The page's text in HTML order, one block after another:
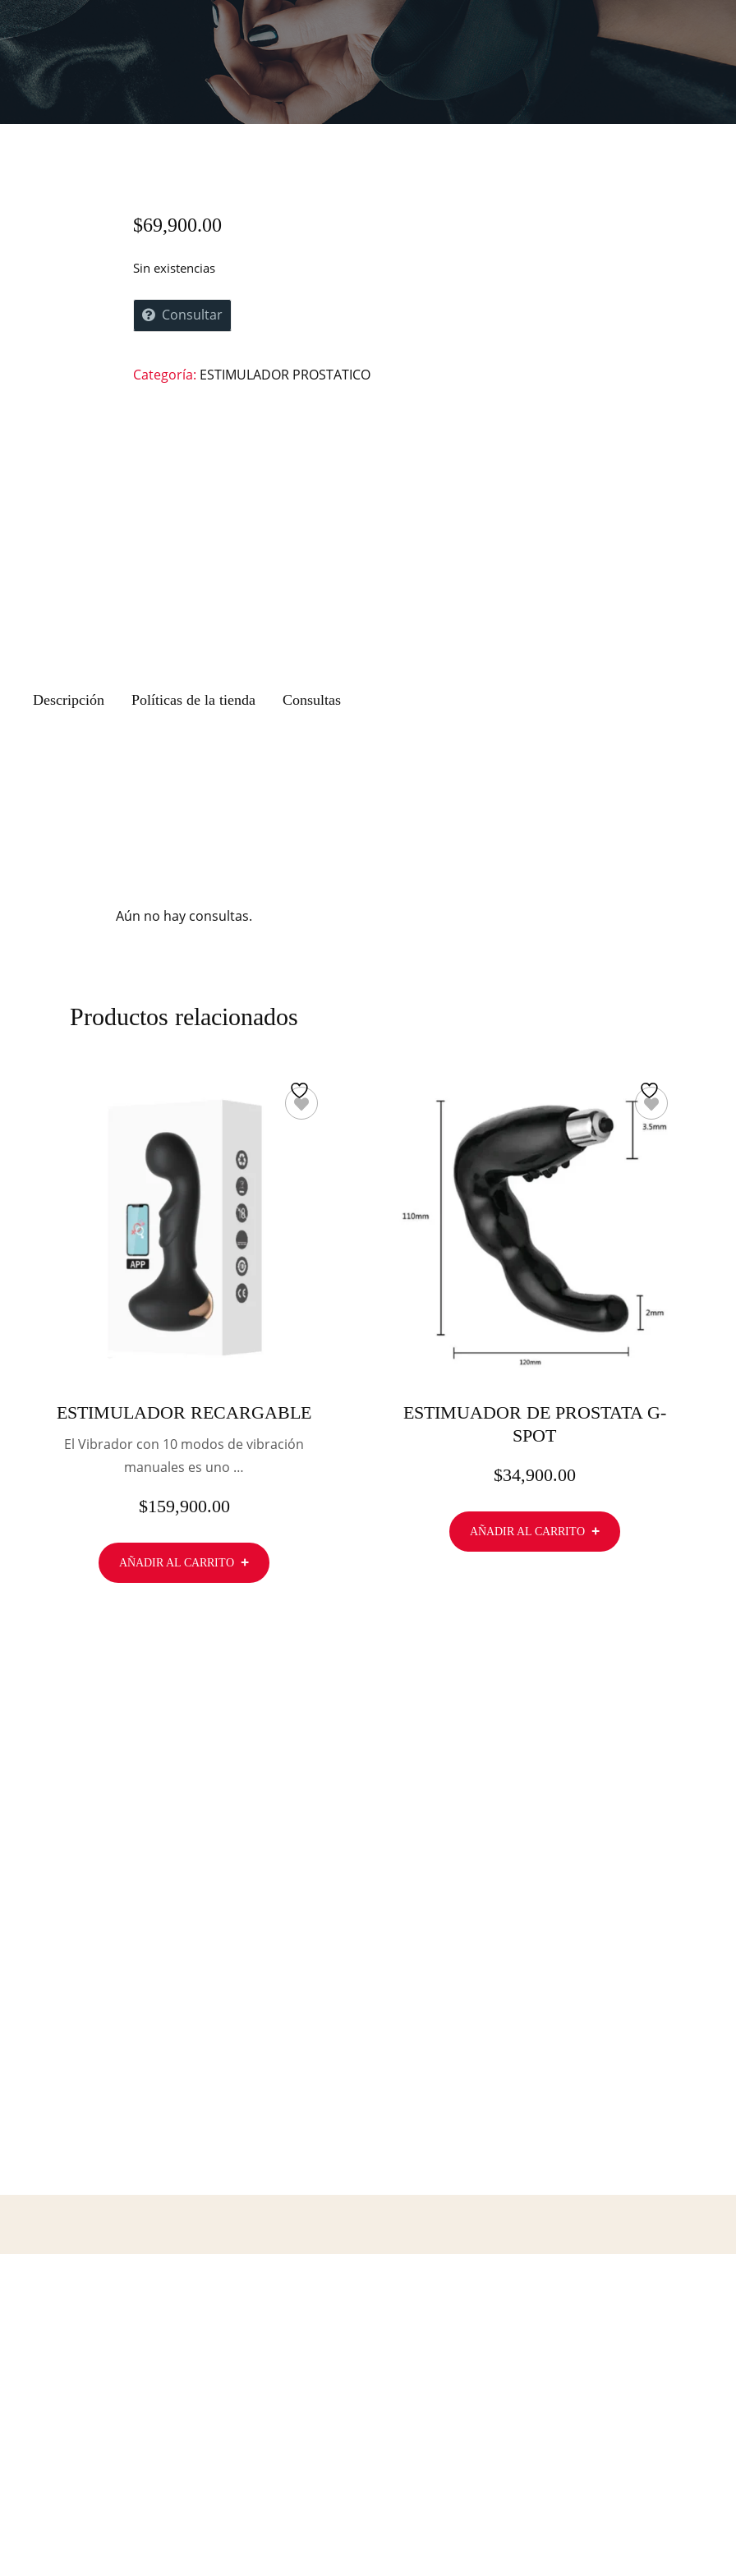
$69,900.00
Sin existencias
Consultar
Categoría: ESTIMULADOR PROSTATICO
Descripción Políticas de la tienda Consultas
Aún no hay consultas.
Productos relacionados
ESTIMULADOR RECARGABLE
El Vibrador con 10 modos de vibración
manuales es uno …
$159,900.00
AÑADIR AL CARRITO
ESTIMUADOR DE PROSTATA G-
SPOT
$34,900.00
AÑADIR AL CARRITO